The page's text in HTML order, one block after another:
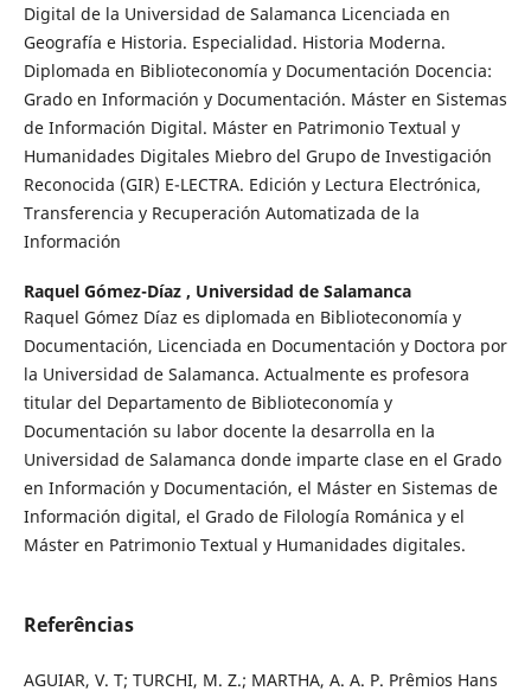
Digital de la Universidad de Salamanca Licenciada en
Geografía e Historia. Especialidad. Historia Moderna.
Diplomada en Biblioteconomía y Documentación Docencia:
Grado en Información y Documentación. Máster en Sistemas
de Información Digital. Máster en Patrimonio Textual y
Humanidades Digitales Miebro del Grupo de Investigación
Reconocida (GIR) E-LECTRA. Edición y Lectura Electrónica,
Transferencia y Recuperación Automatizada de la
Información
Raquel Gómez-Díaz , Universidad de Salamanca
Raquel Gómez Díaz es diplomada en Biblioteconomía y
Documentación, Licenciada en Documentación y Doctora por
la Universidad de Salamanca. Actualmente es profesora
titular del Departamento de Biblioteconomía y
Documentación su labor docente la desarrolla en la
Universidad de Salamanca donde imparte clase en el Grado
en Información y Documentación, el Máster en Sistemas de
Información digital, el Grado de Filología Románica y el
Máster en Patrimonio Textual y Humanidades digitales.
Referências
AGUIAR, V. T; TURCHI, M. Z.; MARTHA, A. A. P. Prêmios Hans